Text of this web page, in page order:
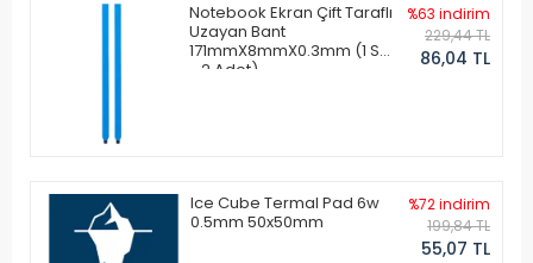
Notebook Ekran Çift Taraflı
Uzayan Bant
171mmX8mmX0.3mm (1 Set
- 2 Adet)
%63 indirim
229,44 TL
86,04 TL
Ice Cube Termal Pad 6w
0.5mm 50x50mm
%72 indirim
199,84 TL
55,07 TL